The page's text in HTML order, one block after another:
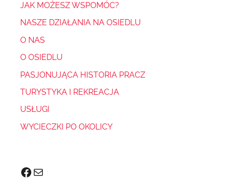
JAK MOŻESZ WSPOMÓC?
NASZE DZIAŁANIA NA OSIEDLU
O NAS
O OSIEDLU
PASJONUJĄCA HISTORIA PRACZ
TURYSTYKA I REKREACJA
USŁUGI
WYCIECZKI PO OKOLICY
Facebook
Mail